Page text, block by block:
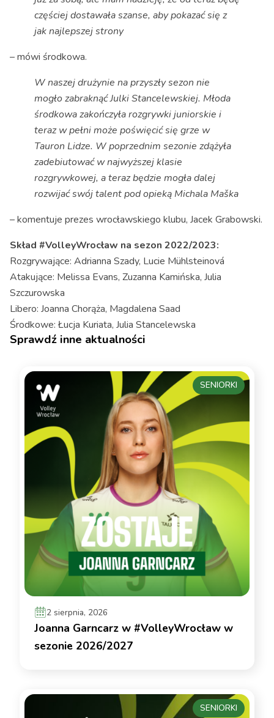
częściej dostawała szanse, aby pokazać się z
jak najlepszej strony
– mówi środkowa.
W naszej drużynie na przyszły sezon nie
mogło zabraknąć Julki Stancelewskiej. Młoda
środkowa zakończyła rozgrywki juniorskie i
teraz w pełni może poświęcić się grze w
Tauron Lidze. W poprzednim sezonie zdążyła
zadebiutować w najwyższej klasie
rozgrywkowej, a teraz będzie mogła dalej
rozwijać swój talent pod opieką Michala Maška
– komentuje prezes wrocławskiego klubu, Jacek Grabowski.
Skład #VolleyWrocław na sezon 2022/2023:
Rozgrywające: Adrianna Szady, Lucie Mühlsteinová
Atakujące: Melissa Evans, Zuzanna Kamińska, Julia
Szczurowska
Libero: Joanna Chorąża, Magdalena Saad
Środkowe: Łucja Kuriata, Julia Stancelewska
Sprawdź inne aktualności
2 sierpnia, 2026
Joanna Garncarz w #VolleyWrocław w
sezonie 2026/2027
SENIORKI
SENIORKI